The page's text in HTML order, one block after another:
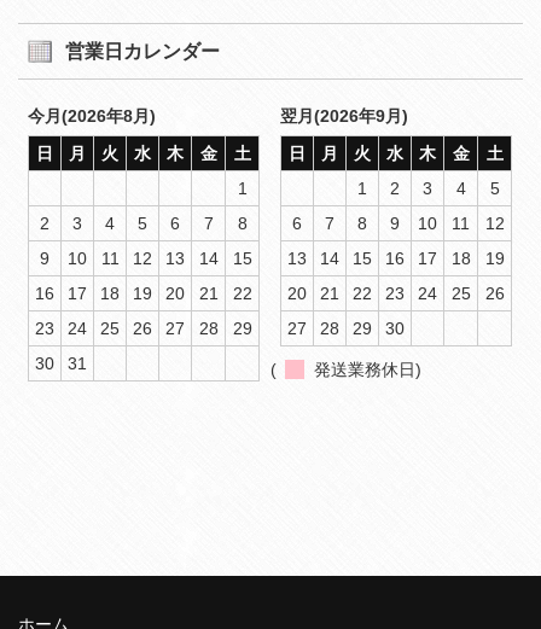
営業日カレンダー
今月(2026年8月)
日
月 火 水 木 金
土
1
2
3 4 5 6 7
8
9
10 11 12 13 14
15
16
17 18 19 20 21
22
23
24 25 26 27 28
29
30
31
翌月(2026年9月)
日
月 火 水 木 金
土
1
2 3 4
5
6
7 8 9 10 11
12
13
14 15 16 17 18
19
20
21 22 23 24 25
26
27
28 29 30
( 発送業務休日)
ホーム